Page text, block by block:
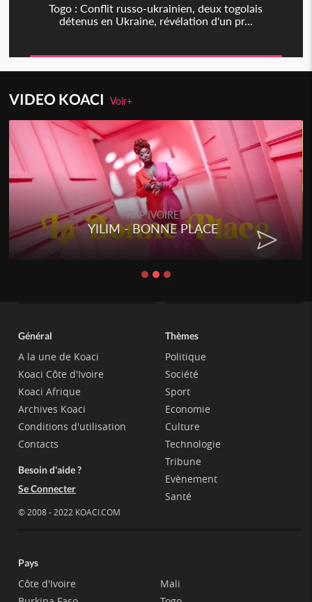
Togo : Conflit russo-ukrainien, deux togolais
détenus en Ukraine, révélation d'un pr...
VIDEO KOACIVoir+
RAP IVOIRE
YILIM - BONNE PLACE
Général
A la une de Koaci
Koaci Côte d'Ivoire
Koaci Afrique
Archives Koaci
Conditions d'utilisation
Contacts
Besoin d'aide ?
Se Connecter
© 2008 - 2022 KOACI.COM
Thèmes
Politique
Société
Sport
Economie
Culture
Technologie
Tribune
Evènement
Santé
Pays
Côte d'Ivoire
Mali